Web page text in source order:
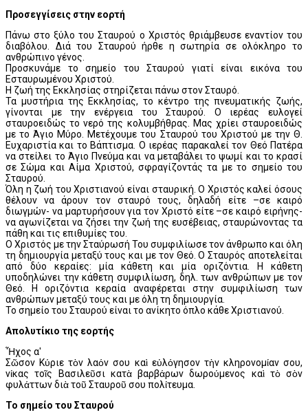
Προσεγγίσεις στην εορτή
Πάνω στο ξύλο του Σταυρού ο Χριστός θριάμβευσε εναντίον του
διαβόλου. Διά του Σταυρού ήρθε η σωτηρία σε ολόκληρο το
ανθρώπινο γένος.
Προσκυνάμε το σημείο του Σταυρού γιατί είναι εικόνα του
Εσταυρωμένου Χριστού.
Η ζωή της Εκκλησίας στηρίζεται πάνω στον Σταυρό.
Τα μυστήρια της Εκκλησίας, το κέντρο της πνευματικής ζωής,
γίνονται με την ενέργεια του Σταυρού. Ο ιερέας ευλογεί
σταυροειδώς το νερό της κολυμβήθρας. Μας χρίει σταυροειδώς
με το Άγιο Μύρο. Μετέχουμε του Σταυρού του Χριστού με την Θ.
Ευχαριστία και το Βάπτισμα. Ο ιερέας παρακαλεί τον Θεό Πατέρα
να στείλει το Άγιο Πνεύμα και να μεταβάλει το ψωμί και το κρασί
σε Σώμα και Αίμα Χριστού, σφραγίζοντάς τα με το σημείο του
Σταυρού.
Όλη η ζωή του Χριστιανού είναι σταυρική. Ο Χριστός καλεί όσους
θέλουν να άρουν τον σταυρό τους, δηλαδή είτε –σε καιρό
διωγμών- να μαρτυρήσουν για τον Χριστό είτε –σε καιρό ειρήνης-
να αγωνίζεται να ζήσει την ζωή της ευσέβειας, σταυρώνοντας τα
πάθη και τις επιθυμίες του.
Ο Χριστός με την Σταύρωσή Του συμφιλίωσε τον άνθρωπο και όλη
τη δημιουργία μεταξύ τους και με τον Θεό. Ο Σταυρός αποτελείται
από δύο κεραίες: μία κάθετη και μία οριζόντια. Η κάθετη
υποδηλώνει την κάθετη συμφιλίωση, δηλ. των ανθρώπων με τον
Θεό. Η οριζόντια κεραία αναφέρεται στην συμφιλίωση των
ανθρώπων μεταξύ τους και με όλη τη δημιουργία.
Το σημείο του Σταυρού είναι το ανίκητο όπλο κάθε Χριστιανού.
Απολυτίκιο της εορτής
Ἦχος α'
Σῶσον Κύριε τὸν λαόν σου καὶ εὐλόγησον τὴν κληρονομίαν σου,
νίκας τοῖς Βασιλεῦσι κατὰ βαρβάρων δωρούμενος καὶ τὸ σὸν
φυλάττων διὰ τοῦ Σταυροῦ σου πολίτευμα.
Το σημείο του Σταυρού